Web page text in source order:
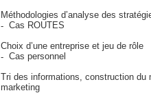
Méthodologies d’analyse des
Cas ROUTES
Choix d’une entreprise et jeu de rôle
Cas personnel
Tri des informations, construction du
marketing